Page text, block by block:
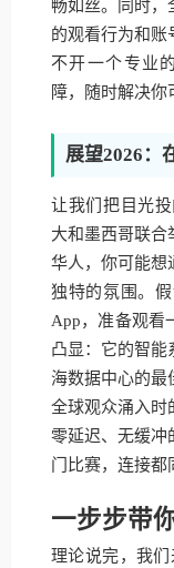
畅如丝。同时，
的观看行为和账
不开一个专业
障，随时解决你
展望2026：
让我们把目光
大和墨西哥联合
华人，你可能想
独特的氛围。
App，准备观看
凸显：它的智能
海数据中心的最
全球观众涌入时
零延迟、无缓冲
门比赛，连接都
一步步带
理论说完，我